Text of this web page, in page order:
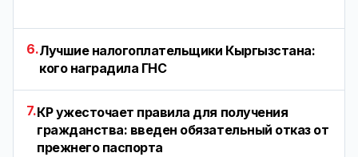
6.Лучшие налогоплательщики Кыргызстана:
кого наградила ГНС
7.КР ужесточает правила для получения
гражданства: введен обязательный отказ от
прежнего паспорта